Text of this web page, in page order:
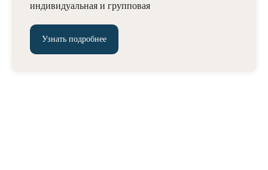
индивидуальная и групповая
Узнать подробнее